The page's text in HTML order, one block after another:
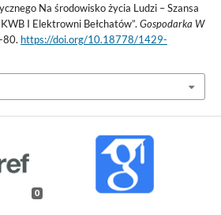
Na środowisko życia Ludzi – Szansa
I Elektrowni Bełchatów”. Gospodarka W
80. https://doi.org/10.18778/1429-
0